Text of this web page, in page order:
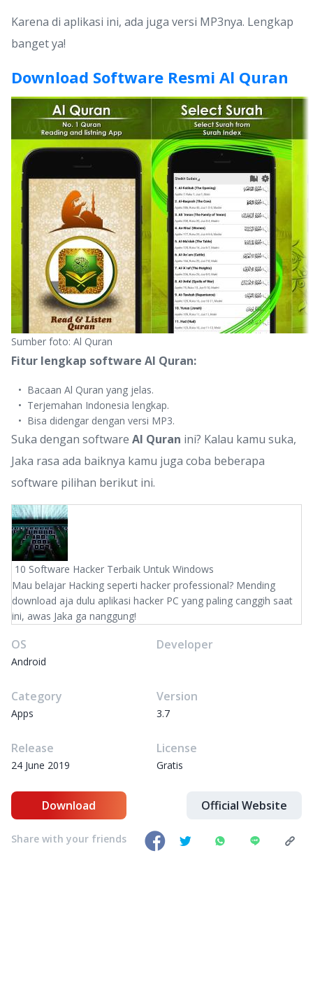
Karena di aplikasi ini, ada juga versi MP3nya. Lengkap
banget ya!
Download Software Resmi Al Quran
Sumber foto: Al Quran
Fitur lengkap software Al Quran:
Bacaan Al Quran yang jelas.
Terjemahan Indonesia lengkap.
Bisa didengar dengan versi MP3.
Suka dengan software Al Quran ini? Kalau kamu suka,
Jaka rasa ada baiknya kamu juga coba beberapa
software pilihan berikut ini.
10 Software Hacker Terbaik Untuk Windows
Mau belajar Hacking seperti hacker professional? Mending
download aja dulu aplikasi hacker PC yang paling canggih saat
ini, awas Jaka ga nanggung!
OS
Android
Developer
Category
Apps
Version
3.7
Release
24 June 2019
License
Gratis
Download Official Website
Share with your friends